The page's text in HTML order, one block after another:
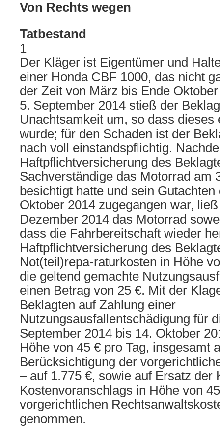
Von Rechts wegen
Tatbestand
1
Der Kläger ist Eigentümer und
einer Honda CBF 1000, das nicht
der Zeit von März bis Ende
5. September 2014 stieß der
Unachtsamkeit um, so dass dieses
wurde; für den Schaden ist der
nach voll einstandspflichtig.
Haftpflichtversicherung des
Sachverständige das Motorrad am
besichtigt hatte und sein
Oktober 2014 zugegangen war,
Dezember 2014 das Motorrad
dass die Fahrbereitschaft wieder
Haftpflichtversicherung des
Not(teil)repa-raturkosten in Höhe
die geltend gemachte
einen Betrag von 25 €. Mit der
Beklagten auf Zahlung einer
Nutzungsausfallentschädigung für
September 2014 bis 14. Oktober
Höhe von 45 € pro Tag, insgesamt
Berücksichtigung der
– auf 1.775 €, sowie auf Ersatz der
Kostenvoranschlags in Höhe von
vorgerichtlichen
genommen.